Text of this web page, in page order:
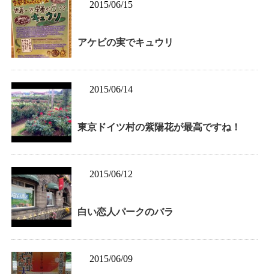
2015/06/15
アケビの実でキュウリ
2015/06/14
東京ドイツ村の紫陽花が最高ですね！
2015/06/12
白い恋人パークのバラ
2015/06/09